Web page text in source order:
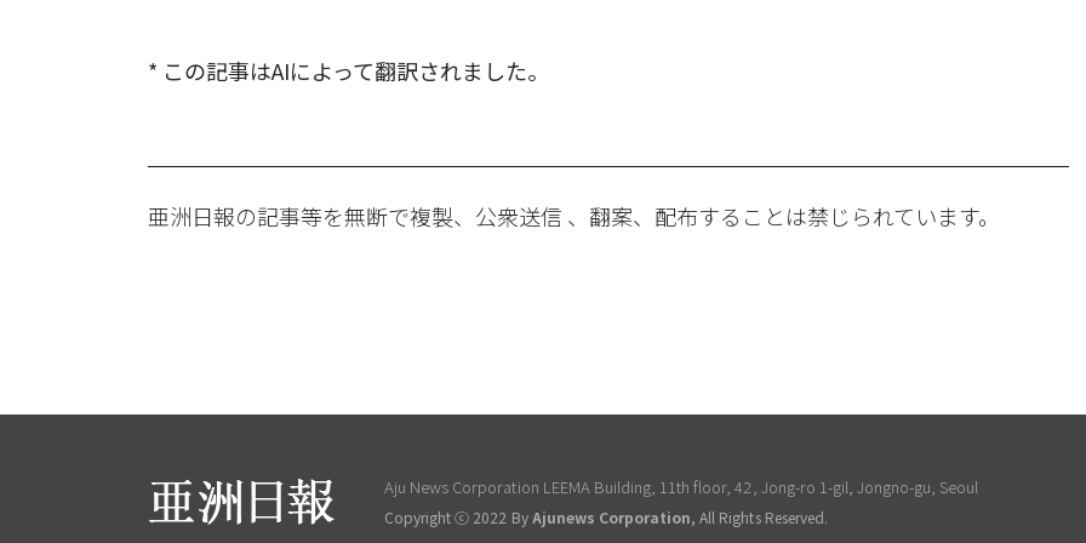
* この記事はAIによって翻訳されました。
亜洲日報の記事等を無断で複製、公衆送信 、翻案、配布することは禁じられています。
Aju News Corporation LEEMA Building, 11th floor, 42, Jong-ro 1-gil, Jongno-gu, Seoul
Copyright ⓒ 2022 ByAjunews Corporation, All Rights Reserved.